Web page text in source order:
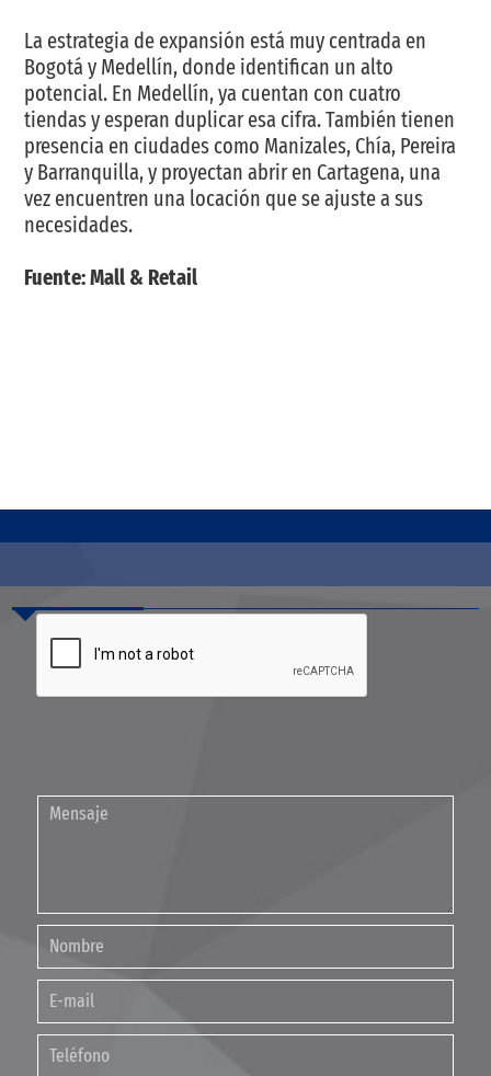
La estrategia de expansión está muy centrada en
Bogotá y Medellín, donde identifican un alto
potencial. En Medellín, ya cuentan con cuatro
tiendas y esperan duplicar esa cifra. También tienen
presencia en ciudades como Manizales, Chía, Pereira
y Barranquilla, y proyectan abrir en Cartagena, una
vez encuentren una locación que se ajuste a sus
necesidades.
Fuente: Mall & Retail
Contáctenos